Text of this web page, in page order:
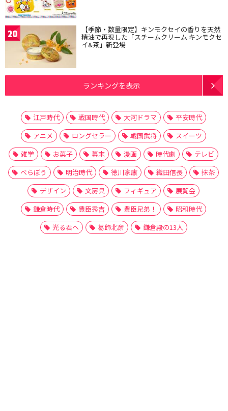
20 【季節・数量限定】キンモクセイの香りを天然
精油で再現した「スチームクリーム キンモクセ
イ&茶」新登場
ランキングを表示
江戸時代 戦国時代 大河ドラマ
平安時代
アニメ
ロングセラー 戦国武将
スイーツ
雑学
お菓子 幕末 漫画 時代劇
テレビ
べらぼう
明治時代 徳川家康 織田信長
抹茶
デザイン
文房具 フィギュア
展覧会
鎌倉時代
豊臣秀吉 豊臣兄弟！
昭和時代
光る君へ
葛飾北斎 鎌倉殿の13人